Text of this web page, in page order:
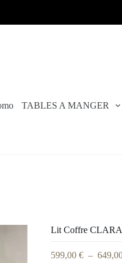
TABLES A MANGER
Lit Coffre CLARA
599,00 € –